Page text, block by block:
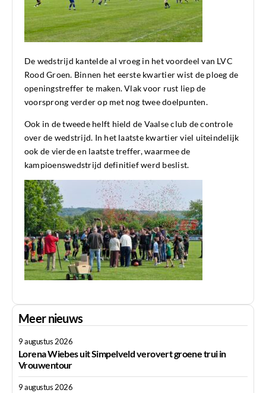
De wedstrijd kantelde al vroeg in het voordeel van LVC
Rood Groen. Binnen het eerste kwartier wist de ploeg de
openingstreffer te maken. Vlak voor rust liep de
voorsprong verder op met nog twee doelpunten.
Ook in de tweede helft hield de Vaalse club de controle
over de wedstrijd. In het laatste kwartier viel uiteindelijk
ook de vierde en laatste treffer, waarmee de
kampioenswedstrijd definitief werd beslist.
Meer nieuws
9 augustus 2026
Lorena Wiebes uit Simpelveld verovert groene trui in
Vrouwentour
9 augustus 2026